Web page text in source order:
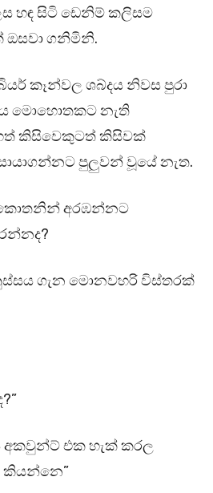
හඳ සිටි ඩෙනිම් කලිසම
ඔසවා ගනිමිනි.
කෑන්වල ශබ්දය නිවස පුරා
මොහොතකට නැති
කිසිවෙකුටත් කිසිවක්
පුලුවන් වූයේ නැත.
අරඹන්නට
ගැන මොනවහරි විස්තරක්
අකවුන්ට් එක හැක් කරල
කියන්නෙ”